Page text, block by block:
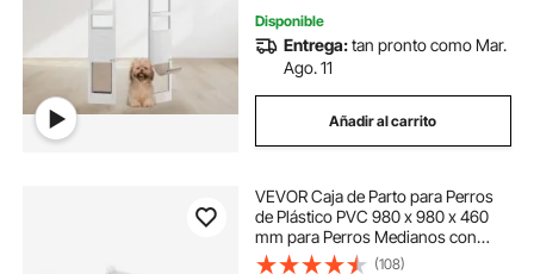
Disponible
Entrega:tan pronto como Mar.
Ago. 11
Añadir al carrito
VEVOR Caja de Parto para Perros
de Plástico PVC 980 x 980 x 460
mm para Perros Medianos con
Puerta de Altura Ajustable y
(108)